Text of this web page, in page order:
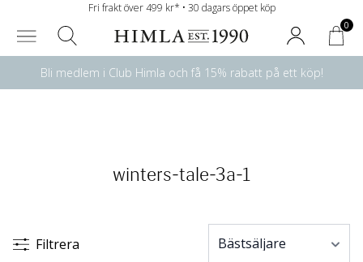
Fri frakt över 499 kr* • 30 dagars öppet köp
0
Bli medlem i Club Himla och få 15% rabatt på ett köp!
winters-tale-3a-1
Filtrera